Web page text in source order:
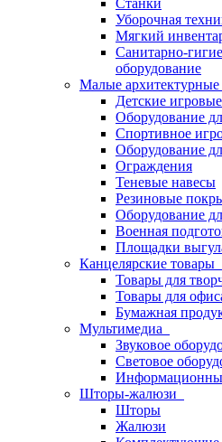
Станки
Уборочная
Мягкий
Санитарно-
оборудование
Малые
Детские
Оборудование
Спортивное
Оборудование
Ограждения
Теневые навесы
Резиновые
Оборудование
Военная
Площадки
Канцелярские товары
Товары для
Товары для
Бумажная
Мультимедиа
Звуковое
Световое
Шторы-жалюзи
Шторы
Жалюзи